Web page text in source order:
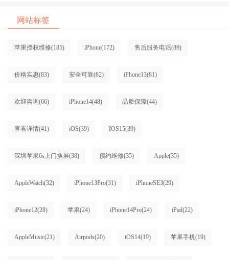
网站标签
苹果授权维修(185) iPhone(172) 售后服务电话(89)
价格实惠(83) 安全可靠(82) iPhone13(81)
欢迎咨询(66) iPhone14(48) 品质保障(44)
查看详情(41) iOS(39) IOS15(39)
深圳苹果6s上门换屏(38) 预约维修(35) Apple(35)
AppleWatch(32) iPhone13Pro(31) iPhoneSE3(29)
iPhone12(28) 苹果(24) iPhone14Pro(24) iPad(22)
AppleMusic(21) Airpods(20) iOS14(19) 苹果手机(19)